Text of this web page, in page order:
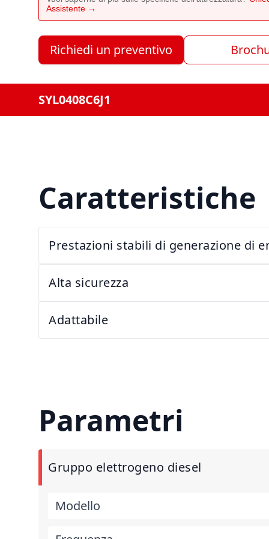
Assistente →
Richiedi un preventivo
SYL0408C6J1
Caratteristiche
Prestazioni stabili di generazione di
Alta sicurezza
Adattabile
Parametri
Gruppo elettrogeno diesel
Modello